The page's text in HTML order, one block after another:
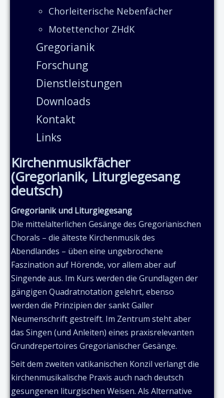
Chorleiterische Nebenfächer
Motettenchor ZHdK
Gregorianik
Forschung
Dienstleistungen
Downloads
Kontakt
Links
Kirchenmusikfächer
(Gregorianik, Liturgiegesang
deutsch)
Gregorianik und Liturgiegesang
Die mittelalterlichen Gesänge des Gregorianischen
Chorals – die älteste Kirchenmusik des
Abendlandes – üben eine ungebrochene
Faszination auf Hörende, vor allem aber auf
Singende aus. Im Kurs werden die Grundlagen der
gängigen Quadratnotation gelehrt, ebenso
werden die Prinzipien der sankt Galler
Neumenschrift gestreift. Im Zentrum steht aber
das Singen (und Anleiten) eines praxisrelevanten
Grundrepertoires Gregorianischer Gesänge.
Seit dem zweiten vatikanischen Konzil verlangt die
kirchenmusikalische Praxis auch nach deutsch
gesungenen liturgischen Weisen. Als Alternative